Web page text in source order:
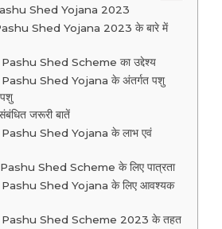
Shed Yojana 2023
Shed Yojana 2023 के बारे में
Shed Scheme का उद्देश्य
Shed Yojana के अंतर्गत पशु
जरूरी बातें
Shed Yojana के लाभ एवं
Shed Scheme के लिए पात्रता
Shed Yojana के लिए आवश्यक
Pashu Shed Scheme 2023 के तहत